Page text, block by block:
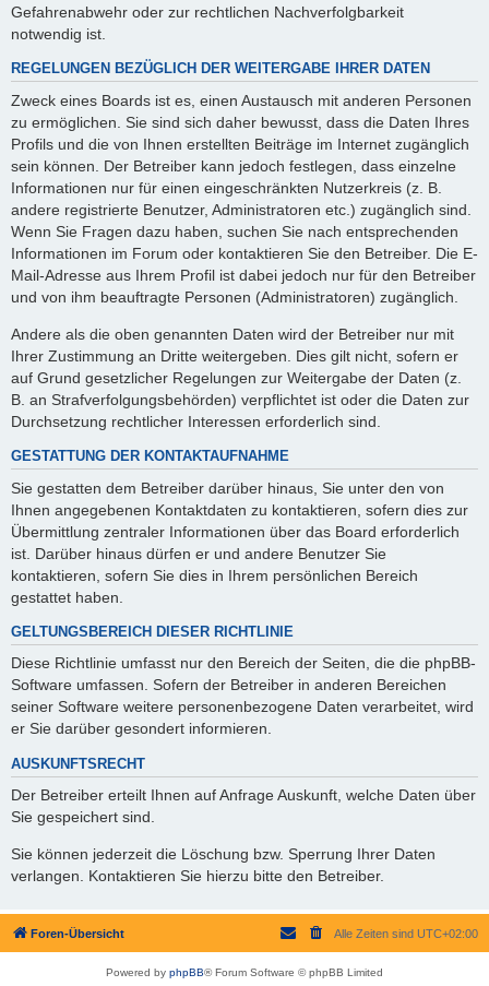
Gefahrenabwehr oder zur rechtlichen Nachverfolgbarkeit
notwendig ist.
REGELUNGEN BEZÜGLICH DER WEITERGABE IHRER DATEN
Zweck eines Boards ist es, einen Austausch mit anderen Personen
zu ermöglichen. Sie sind sich daher bewusst, dass die Daten Ihres
Profils und die von Ihnen erstellten Beiträge im Internet zugänglich
sein können. Der Betreiber kann jedoch festlegen, dass einzelne
Informationen nur für einen eingeschränkten Nutzerkreis (z. B.
andere registrierte Benutzer, Administratoren etc.) zugänglich sind.
Wenn Sie Fragen dazu haben, suchen Sie nach entsprechenden
Informationen im Forum oder kontaktieren Sie den Betreiber. Die E-
Mail-Adresse aus Ihrem Profil ist dabei jedoch nur für den Betreiber
und von ihm beauftragte Personen (Administratoren) zugänglich.
Andere als die oben genannten Daten wird der Betreiber nur mit
Ihrer Zustimmung an Dritte weitergeben. Dies gilt nicht, sofern er
auf Grund gesetzlicher Regelungen zur Weitergabe der Daten (z.
B. an Strafverfolgungsbehörden) verpflichtet ist oder die Daten zur
Durchsetzung rechtlicher Interessen erforderlich sind.
GESTATTUNG DER KONTAKTAUFNAHME
Sie gestatten dem Betreiber darüber hinaus, Sie unter den von
Ihnen angegebenen Kontaktdaten zu kontaktieren, sofern dies zur
Übermittlung zentraler Informationen über das Board erforderlich
ist. Darüber hinaus dürfen er und andere Benutzer Sie
kontaktieren, sofern Sie dies in Ihrem persönlichen Bereich
gestattet haben.
GELTUNGSBEREICH DIESER RICHTLINIE
Diese Richtlinie umfasst nur den Bereich der Seiten, die die phpBB-
Software umfassen. Sofern der Betreiber in anderen Bereichen
seiner Software weitere personenbezogene Daten verarbeitet, wird
er Sie darüber gesondert informieren.
AUSKUNFTSRECHT
Der Betreiber erteilt Ihnen auf Anfrage Auskunft, welche Daten über
Sie gespeichert sind.
Sie können jederzeit die Löschung bzw. Sperrung Ihrer Daten
verlangen. Kontaktieren Sie hierzu bitte den Betreiber.
Foren-Übersicht Alle Zeiten sind UTC+02:00
Powered by phpBB® Forum Software © phpBB Limited